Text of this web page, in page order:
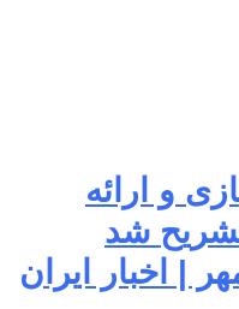
و ارائه
شد
مهر | اخبار ایران